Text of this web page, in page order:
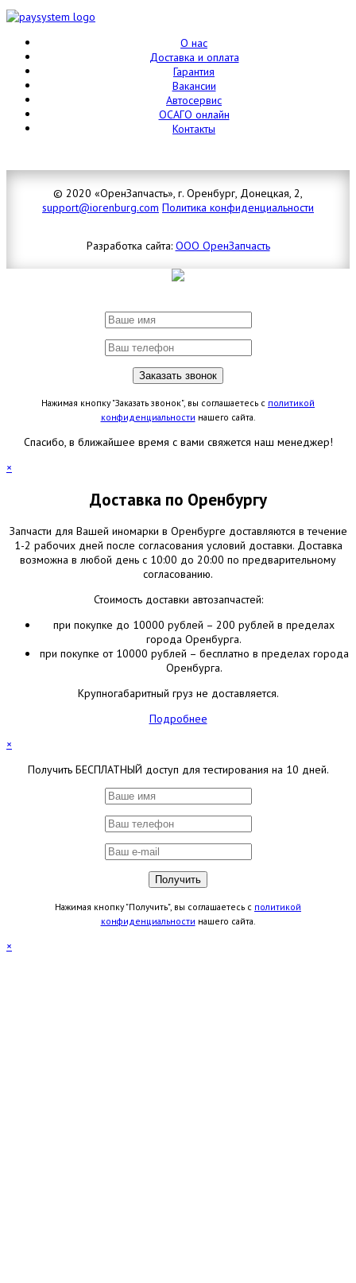
О нас
Доставка и оплата
Гарантия
Вакансии
Автосервис
ОСАГО онлайн
Контакты
© 2020 «ОренЗапчасть», г. Оренбург, Донецкая, 2,
support@iorenburg.com Политика конфиденциальности
Разработка сайта: ООО ОренЗапчасть
Нажимая кнопку "Заказать звонок", вы соглашаетесь с политикой
конфиденциальности нашего сайта.
Спасибо, в ближайшее время с вами свяжется наш менеджер!
×
Доставка по Оренбургу
Запчасти для Вашей иномарки в Оренбурге доставляются в течение
1-2 рабочих дней после согласования условий доставки. Доставка
возможна в любой день с 10:00 до 20:00 по предварительному
согласованию.
Стоимость доставки автозапчастей:
при покупке до 10000 рублей – 200 рублей в пределах
города Оренбурга.
при покупке от 10000 рублей – бесплатно в пределах города
Оренбурга.
Крупногабаритный груз не доставляется.
Подробнее
×
Получить БЕСПЛАТНЫЙ доступ для тестирования на 10 дней.
Нажимая кнопку "Получить", вы соглашаетесь с политикой
конфиденциальности нашего сайта.
×